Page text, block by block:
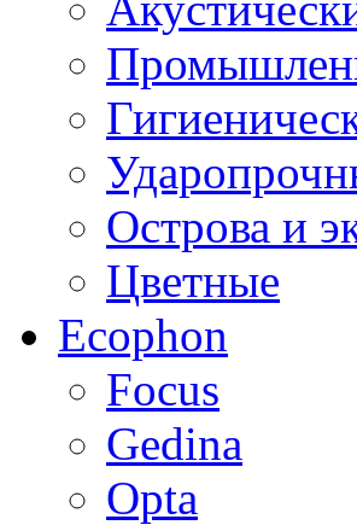
Острова и
Цветные
Ecophon
Focus
Gedina
Opta